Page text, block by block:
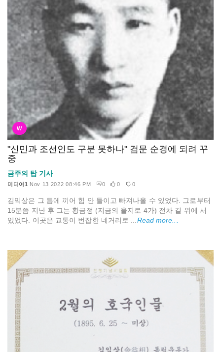
W
"신민과 조선인도 구분 못하나" 검문 순경에 되려 꾸
중
금주의 탑 기사
미디어1 Nov 13 2022 08:46 PM 0 0 0
김익상은 그 틈에 끼어 힘 안 들이고 빠져나올 수 있었다. 그로부터
15분쯤 지난 후 그는 황금정 (지금의 을지로 4가) 전차 길 위에 서
있었다. 이곳은 교통이 번잡한 네거리로 ... Read more...